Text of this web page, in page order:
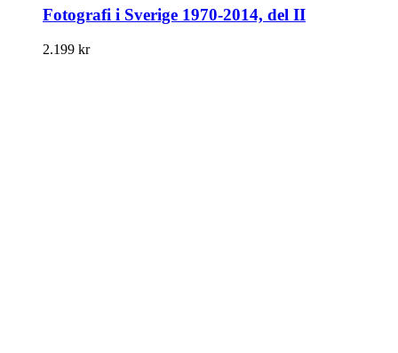
Fotografi i Sverige 1970-2014, del II
2.199 kr